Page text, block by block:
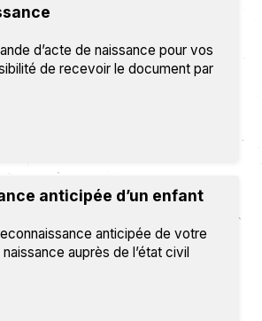
d’acte de naissance pour vos
de recevoir le document par
anticipée d’un enfant
anticipée de votre
auprès de l’état civil